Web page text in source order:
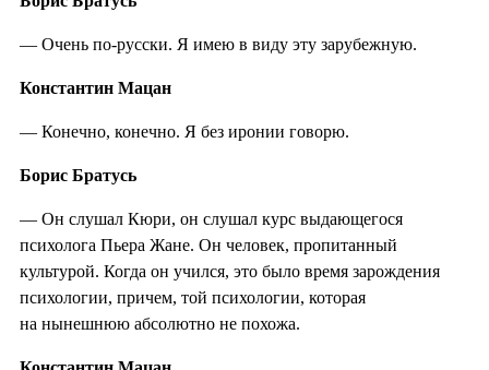
— Очень по-русски. Я имею в виду эту зарубежную.
Константин Мацан
— Конечно, конечно. Я без иронии говорю.
Борис Братусь
— Он слушал Кюри, он слушал курс выдающегося
психолога Пьера Жане. Он человек, пропитанный
культурой. Когда он учился, это было время зарождения
психологии, причем, той психологии, которая
на нынешнюю абсолютно не похожа.